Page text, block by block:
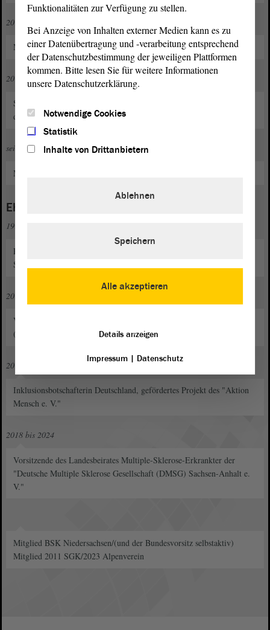
2013
Mitglied im Bundesvorstand der Arbeitsgemeinschaft "Selbst Aktiv"
2017
Stellvertretende Bundesvorsitzende und seit 2022 Bundesvorsitzende
der Arbeitsgemeinschaft "Selbst Aktiv"
seit 2022
Mitglied im Kreisvorstand der SPD Börde
Ehrenamt
1998
Patientenbeirat im "Deutsche Multiple Sklerose Gesellschaft (DMSG)
Sachsen-Anhalt e. V."
2013
Vorstandsmitglied im "Deutsche Multiple Sklerose Gesellschaft
(DMSG) Sachsen-Anhalt e. V."
2015
Inklusionsbotschafterin Deutschland, gefördertes Projekt des "Aktion
Mensch e. V."
2018 bis 2024
Vorsitzende des Landesbeirates Multiple-Sklerose-Erkrankter der
"Deutsche Multiple Sklerose Gesellschaft (DMSG) Sachsen-Anhalt e.
V."
Mitglied BSK Niedersachsen/(und der Bundesvorsitz selbstaktiv)
Mitglied 2011 SGK/2023 Alpenverein
Funktionalitäten zur Verfügung zu stellen.
Bei Anzeige von Inhalten externer Medien kann es zu
einer Datenübertragung und -verarbeitung entsprechend
der Datenschutzbestimmung der jeweiligen Plattformen
kommen. Bitte lesen Sie für weitere Informationen
unsere Datenschutzerklärung.
Notwendige Cookies
Statistik
Inhalte von Drittanbietern
Alle akzeptieren
Ablehnen
Speichern
Details anzeigen
Impressum| Datenschutz